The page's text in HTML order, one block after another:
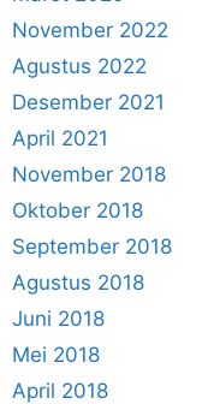
November 2022
Agustus 2022
Desember 2021
April 2021
November 2018
Oktober 2018
September 2018
Agustus 2018
Juni 2018
Mei 2018
April 2018